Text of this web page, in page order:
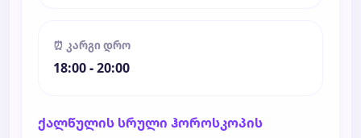
⏰ კარგი დრო
18:00 - 20:00
ქალწულის სრული ჰოროსკოპის